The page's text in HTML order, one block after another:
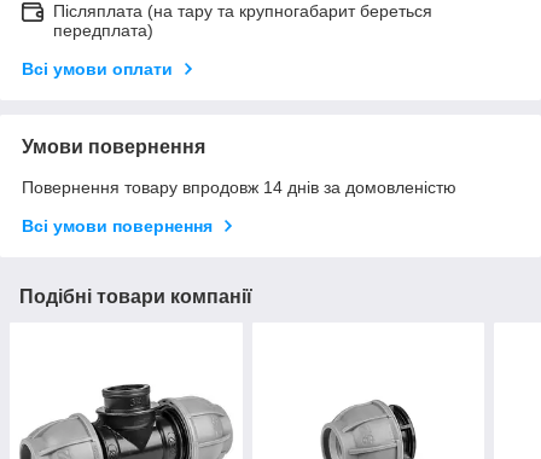
Післяплата (на тару та крупногабарит береться
передплата)
Всі умови оплати
Умови повернення
Повернення товару впродовж 14 днів за домовленістю
Всі умови повернення
Подібні товари компанії